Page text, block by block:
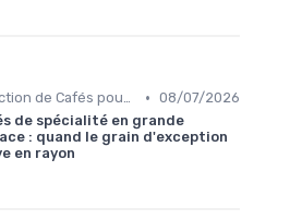
Sélection de Cafés pour la Maison • 08/07/2026
de spécialité en grande
: quand le grain d'exception
en rayon